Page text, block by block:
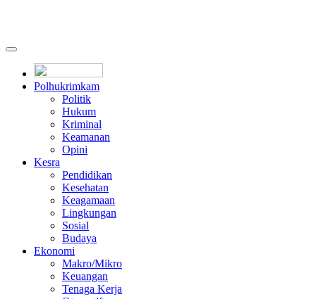
Polhukrimkam
Politik
Hukum
Kriminal
Keamanan
Opini
Kesra
Pendidikan
Kesehatan
Keagamaan
Lingkungan
Sosial
Budaya
Ekonomi
Makro/Mikro
Keuangan
Tenaga Kerja